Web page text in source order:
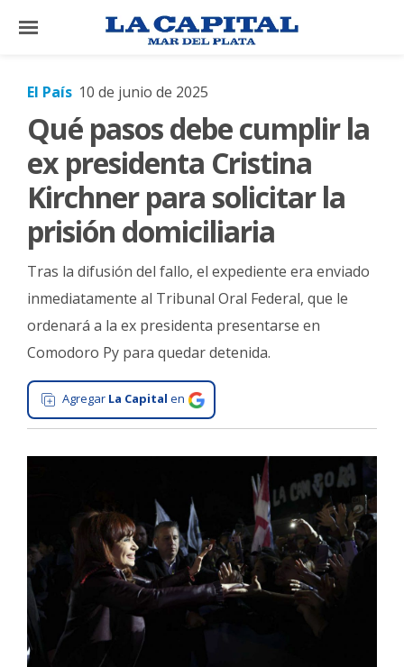
×
El
El
Mundo
La
Cultura
Tecnología
Gastronomía
Salud
Interés
Deportes
Arte
y
Espectáculos
Policiales
El País 10 de junio de 2025
Qué pasos debe cumplir la
ex presidenta Cristina
Kirchner para solicitar la
prisión domiciliaria
Tras la difusión del fallo, el expediente era enviado
inmediatamente al Tribunal Oral Federal, que le
ordenará a la ex presidenta presentarse en
Comodoro Py para quedar detenida.
Agregar La Capital en